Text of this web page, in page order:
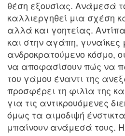
θέση εξουσίας. Ανάμεσά
καλλιεργηθεί μια σχέση
αλλά και γοητείας.
και στην αγάπη,
ανδροκρατούμενο κόσμο,
να αποφασίσουν πώς να
του γάμου έναντι της
προσφέρει τη φιλία της
για τις αντικρουόμενες
όμως τα αιμοδιψή
μπαίνουν ανάμεσά τους.